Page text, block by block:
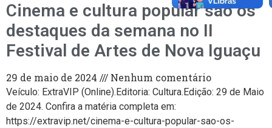
Cinema e cultura popular são os
destaques da semana no II
Festival de Artes de Nova Iguaçu
29 de maio de 2024 Nenhum comentário
Veículo: ExtraVIP (Online).Editoria: Cultura.Edição: 29 de Maio
de 2024. Confira a matéria completa em:
https://extravip.net/cinema-e-cultura-popular-sao-os-